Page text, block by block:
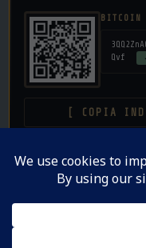
BITCOIN
Qvf
[ COPIA
donazione libera ·
privacy